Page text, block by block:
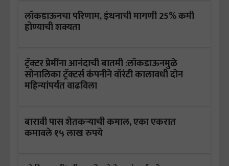
लॉकडाऊनचा परिणाम, इंधनाची मागणी 25% कमी
होण्याची शक्यता
ट्रॅक्टर प्रेमींना आनंदाची बातमी :लॉकडाऊनमुळे
सोनालिका ट्रॅक्टर्स कंपनीने वॉरंटी कालावधी दोन
महिन्यांपर्यंत वाढविला
बारावी पास शेतकऱ्याची कमाल, एका एकरात
कमावले १५ लाख रुपये